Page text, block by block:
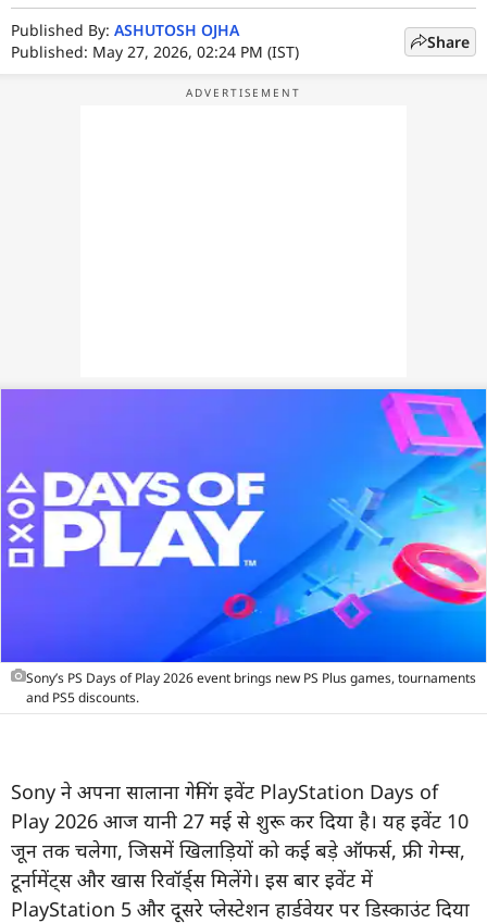
Published By: ASHUTOSH OJHA
Published: May 27, 2026, 02:24 PM (IST)
Share
Sony’s PS Days of Play 2026 event brings new PS Plus games, tournaments
and PS5 discounts.
Sony ने अपना सालाना गेमिंग इवेंट PlayStation Days of
Play 2026 आज यानी 27 मई से शुरू कर दिया है। यह इवेंट 10
जून तक चलेगा, जिसमें खिलाड़ियों को कई बड़े ऑफर्स, फ्री गेम्स,
टूर्नामेंट्स और खास रिवॉर्ड्स मिलेंगे। इस बार इवेंट में
PlayStation 5 और दूसरे प्लेस्टेशन हार्डवेयर पर डिस्काउंट दिया